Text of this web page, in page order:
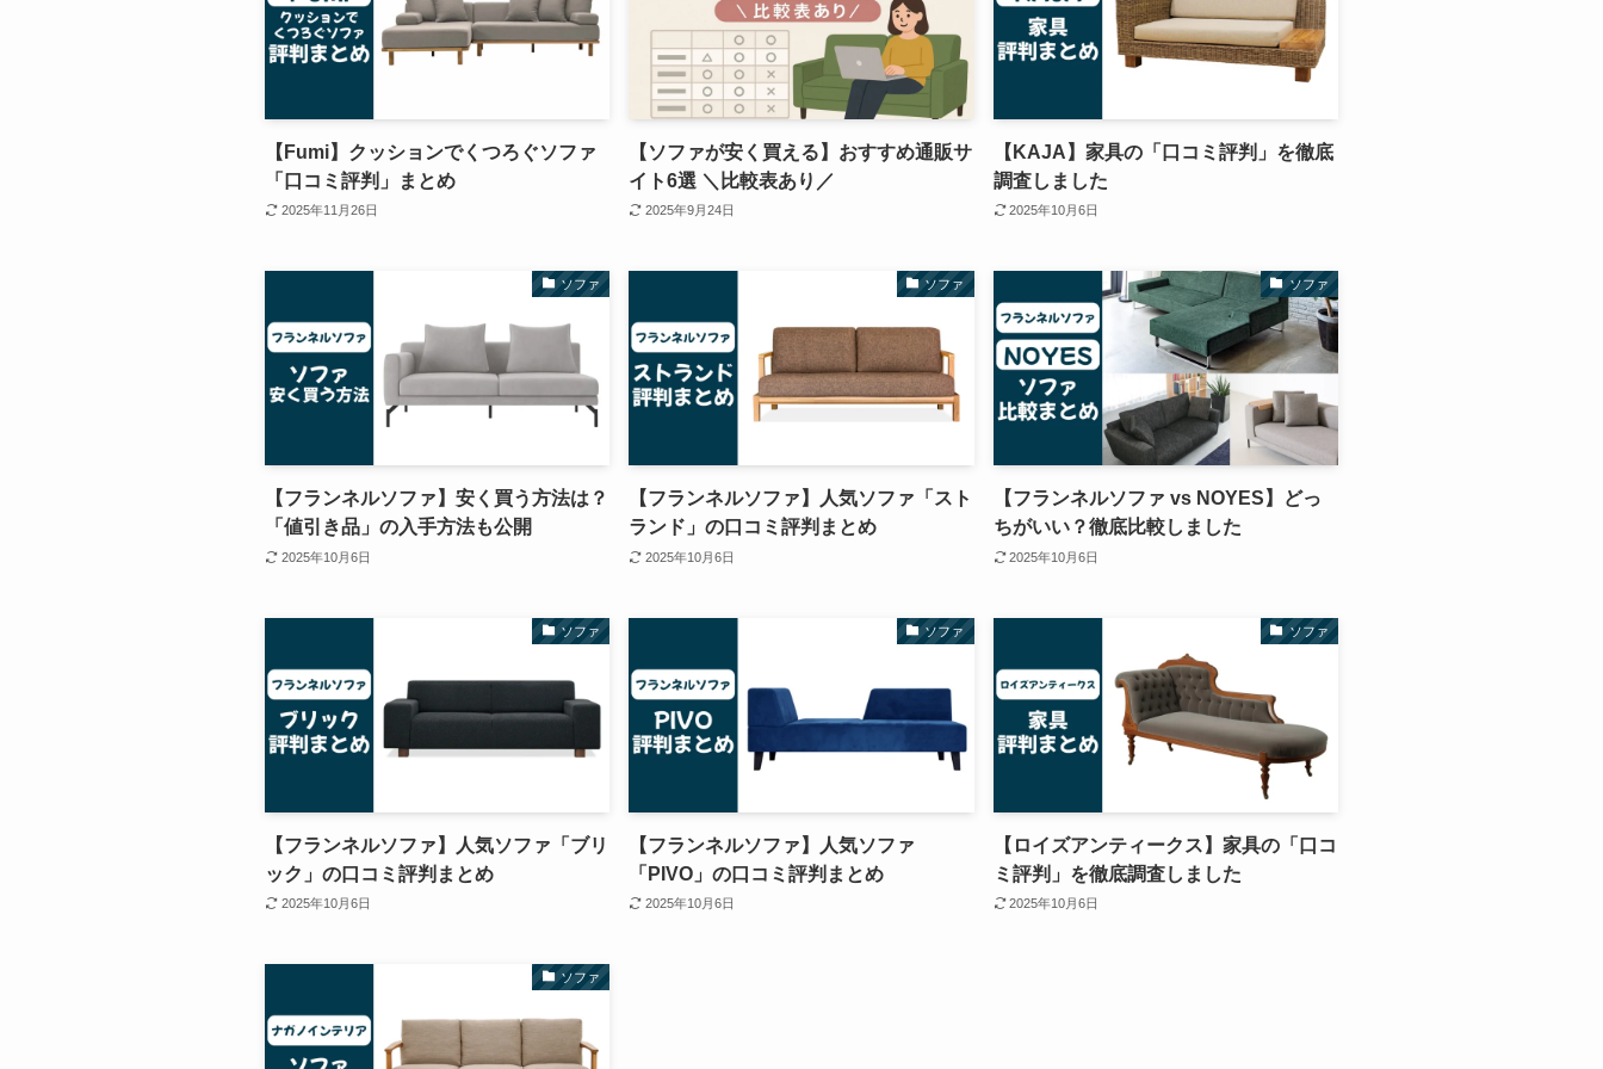
【Fumi】クッションでくつろぐソファ
「口コミ評判」まとめ
2025年11月26日
【ソファが安く買える】おすすめ通販サ
イト6選 ＼比較表あり／
2025年9月24日
【KAJA】家具の「口コミ評判」を徹底
調査しました
2025年10月6日
ソファ
【フランネルソファ】安く買う方法は？
「値引き品」の入手方法も公開
2025年10月6日
ソファ
【フランネルソファ】人気ソファ「スト
ランド」の口コミ評判まとめ
2025年10月6日
ソファ
【フランネルソファ vs NOYES】どっ
ちがいい？徹底比較しました
2025年10月6日
ソファ
【フランネルソファ】人気ソファ「ブリ
ック」の口コミ評判まとめ
2025年10月6日
ソファ
【フランネルソファ】人気ソファ
「PIVO」の口コミ評判まとめ
2025年10月6日
ソファ
【ロイズアンティークス】家具の「口コ
ミ評判」を徹底調査しました
2025年10月6日
ソファ